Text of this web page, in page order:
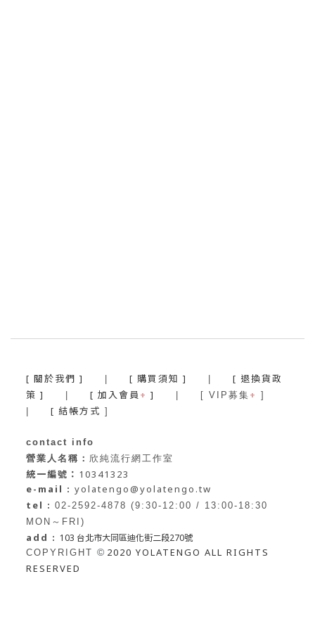
[ 關於我們 ] [ 購買須知 ]
[ 退換貨政
策 ]
[ 加入會員 + ] | [ VIP募集 + ]
[ 結帳方式 ]
contact info
營業人名稱： 欣純流行網工作室
統一編號： 10341323
e-mail : yolatengo@yolatengo.tw
tel : 02-2592-4878 (9:30-12:00 / 13:00-18:30
MON～FRI)
add : 103 台北市大同區迪化街二段270號
COPYRIGHT © 2020 YOLATENGO ALL RIGHTS
RESERVED